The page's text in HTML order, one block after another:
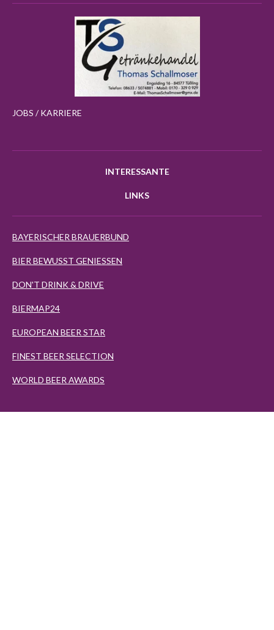
JOBS / KARRIERE
INTERESSANTE
LINKS
BAYERISCHER BRAUERBUND
BIER BEWUSST GENIESSEN
DON'T DRINK & DRIVE
BIERMAP24
EUROPEAN BEER STAR
FINEST BEER SELECTION
WORLD BEER AWARDS